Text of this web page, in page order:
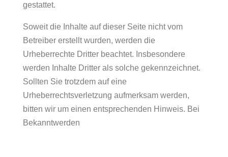
gestattet.
Soweit die Inhalte auf dieser Seite nicht vom
Betreiber erstellt wurden, werden die
Urheberrechte Dritter beachtet. Insbesondere
werden Inhalte Dritter als solche gekennzeichnet.
Sollten Sie trotzdem auf eine
Urheberrechtsverletzung aufmerksam werden,
bitten wir um einen entsprechenden Hinweis. Bei
Bekanntwerden